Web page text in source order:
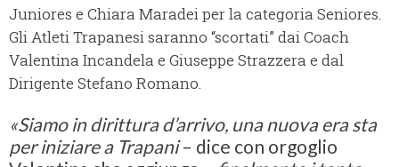
Juniores e Chiara Maradei per la categoria Seniores.
Gli Atleti Trapanesi saranno “scortati” dai Coach
Valentina Incandela e Giuseppe Strazzera e dal
Dirigente Stefano Romano.
«Siamo in dirittura d’arrivo, una nuova era sta
per iniziare a Trapani– dice con orgoglio